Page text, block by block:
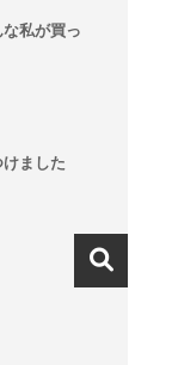
私が買っ
ました